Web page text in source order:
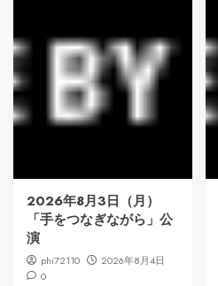
2026年8月3日（月）
「手をつなぎながら」公
演
phi72110
2026年8月4日
0